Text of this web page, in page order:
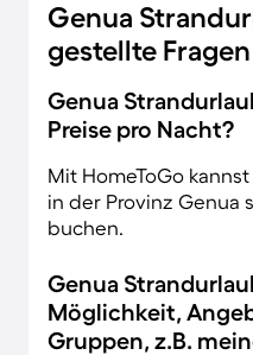
Genua
gestellte Fragen
Genua
Preise pro Nacht?
Mit HomeToGo
in der Provinz Genua
buchen.
Genua
Möglichkeit,
Gruppen, z.B.